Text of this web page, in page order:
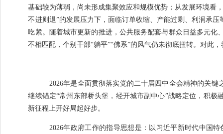
基础较为薄弱，尚未形成集聚效应和规模优势；从发展环境看
不进则退”的发展压力下，面临订单收缩、产能过剩、利润承
吃紧。随着城市更新的推进，公共服务配套与群众日益多元
不相匹配，个别干部“躺平”“佛系”的风气仍未彻底扭转。对此
2026年是全面贯彻落实党的二十届四中全会精神的关键
继续锚定“常州东部桥头堡，经开城市副中心”战略定位，积极
新征程上开好局起好步。
2026年政府工作的指导思想是： 以习近平新时代中国